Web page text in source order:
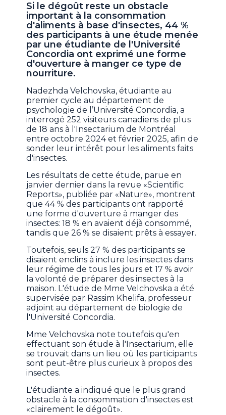
Si le dégoût reste un obstacle
important à la consommation
d'aliments à base d'insectes, 44 %
des participants à une étude menée
par une étudiante de l'Université
Concordia ont exprimé une forme
d'ouverture à manger ce type de
nourriture.
Nadezhda Velchovska, étudiante au
premier cycle au département de
psychologie de l’Université Concordia, a
interrogé 252 visiteurs canadiens de plus
de 18 ans à l'Insectarium de Montréal
entre octobre 2024 et février 2025, afin de
sonder leur intérêt pour les aliments faits
d'insectes.
Les résultats de cette étude, parue en
janvier dernier dans la revue «Scientific
Reports», publiée par «Nature», montrent
que 44 % des participants ont rapporté
une forme d'ouverture à manger des
insectes: 18 % en avaient déjà consommé,
tandis que 26 % se disaient prêts à essayer.
Toutefois, seuls 27 % des participants se
disaient enclins à inclure les insectes dans
leur régime de tous les jours et 17 % avoir
la volonté de préparer des insectes à la
maison. L'étude de Mme Velchovska a été
supervisée par Rassim Khelifa, professeur
adjoint au département de biologie de
l'Université Concordia.
Mme Velchovska note toutefois qu'en
effectuant son étude à l'Insectarium, elle
se trouvait dans un lieu où les participants
sont peut-être plus curieux à propos des
insectes.
L'étudiante a indiqué que le plus grand
obstacle à la consommation d'insectes est
«clairement le dégoût».